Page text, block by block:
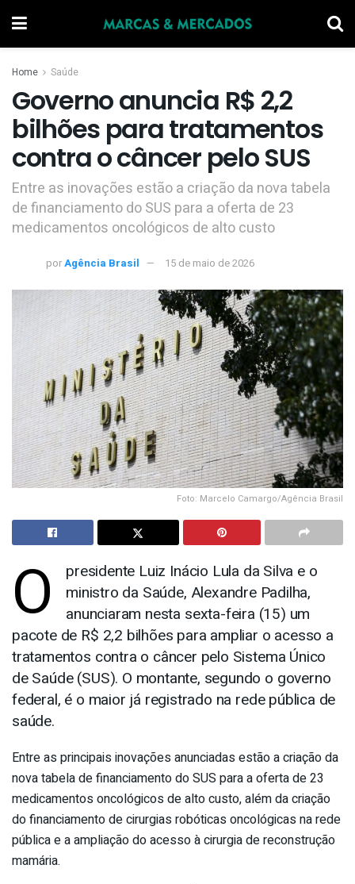
Home Saúde
Governo anuncia R$ 2,2
bilhões para tratamentos
contra o câncer pelo SUS
Entre as inovações estão a criação da nova tabela
de financiamento do SUS para a oferta de 23
medicamentos oncológicos de alto custo
porAgência Brasil 15 de maio de 2026
Foto: Marcelo Camargo/Agência Brasil
O
presidente Luiz Inácio Lula da Silva e o
ministro da Saúde, Alexandre Padilha,
anunciaram nesta sexta-feira (15) um
pacote de R$ 2,2 bilhões para ampliar o acesso a
tratamentos contra o câncer pelo Sistema Único
de Saúde (SUS). O montante, segundo o governo
federal, é o maior já registrado na rede pública de
saúde.
Entre as principais inovações anunciadas estão a criação da
nova tabela de financiamento do SUS para a oferta de 23
medicamentos oncológicos de alto custo, além da criação
do financiamento de cirurgias robóticas oncológicas na rede
pública e a ampliação do acesso à cirurgia de reconstrução
mamária.